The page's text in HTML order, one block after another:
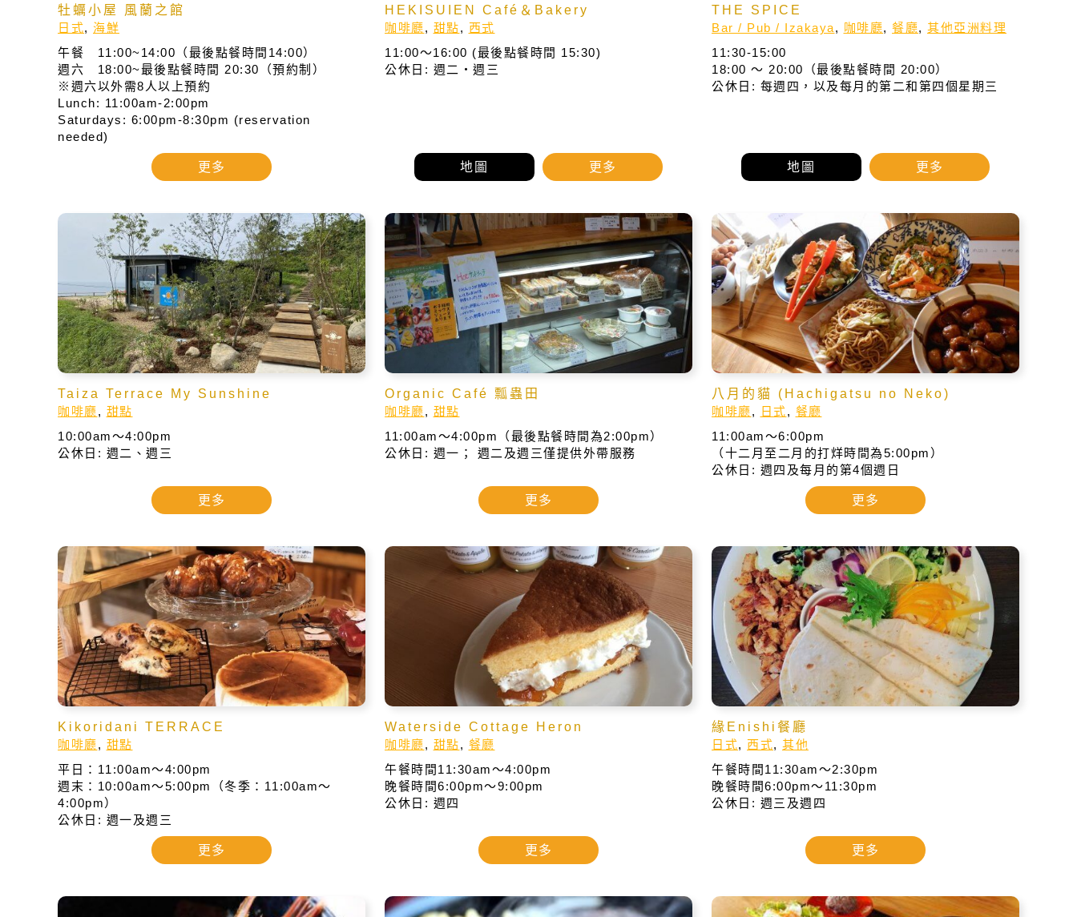
牡蠣小屋 風蘭之館
日式, 海鮮
午餐 11:00~14:00（最後點餐時間14:00）
週六 18:00~最後點餐時間 20:30（預約制）
※週六以外需8人以上預約
Lunch: 11:00am-2:00pm
Saturdays: 6:00pm-8:30pm (reservation
needed)
更多
HEKISUIEN Café＆Bakery
咖啡廳, 甜點, 西式
11:00～16:00 (最後點餐時間 15:30)
公休日: 週二・週三
地圖 更多
THE SPICE
Bar / Pub / Izakaya, 咖啡廳, 餐廳, 其他亞洲料理
11:30-15:00
18:00 〜 20:00（最後點餐時間 20:00）
公休日: 每週四，以及每月的第二和第四個星期三
地圖 更多
Taiza Terrace My Sunshine
咖啡廳, 甜點
10:00am～4:00pm
公休日: 週二、週三
更多
Organic Café 瓢蟲田
咖啡廳, 甜點
11:00am～4:00pm（最後點餐時間為2:00pm）
公休日: 週一； 週二及週三僅提供外帶服務
更多
八月的貓 (Hachigatsu no Neko)
咖啡廳, 日式, 餐廳
11:00am～6:00pm
（十二月至二月的打烊時間為5:00pm）
公休日: 週四及每月的第4個週日
更多
Kikoridani TERRACE
咖啡廳, 甜點
平日：11:00am～4:00pm
週末：10:00am～5:00pm（冬季：11:00am～
4:00pm）
公休日: 週一及週三
更多
Waterside Cottage Heron
咖啡廳, 甜點, 餐廳
午餐時間11:30am～4:00pm
晚餐時間6:00pm～9:00pm
公休日: 週四
更多
緣Enishi餐廳
日式, 西式, 其他
午餐時間11:30am～2:30pm
晚餐時間6:00pm～11:30pm
公休日: 週三及週四
更多